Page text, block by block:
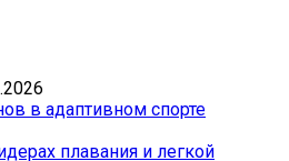
в адаптивном спорте
плавания и легкой